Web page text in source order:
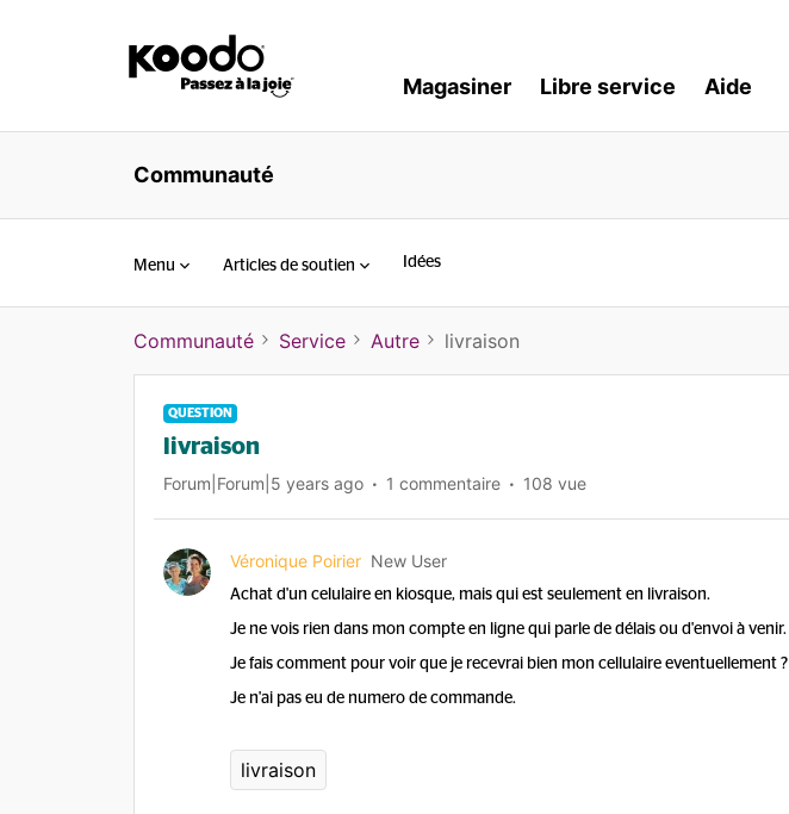
Magasiner Libre service Aide
Communauté
Menu Articles de soutien Idées
Communauté Service Autre livraison
QUESTION
livraison
Forum|Forum|5 years ago 1 commentaire 108 vue
Véronique Poirier New User
Achat d'un celulaire en kiosque, mais qui est seulement en livraison.
Je ne vois rien dans mon compte en ligne qui parle de délais ou d'envoi à venir.
Je fais comment pour voir que je recevrai bien mon cellulaire eventuellement ?
Je n'ai pas eu de numero de commande.
livraison